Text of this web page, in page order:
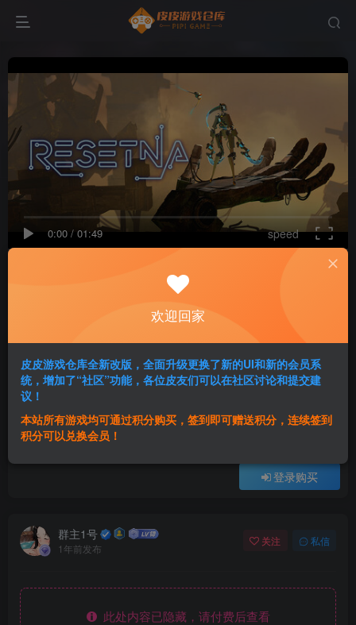
0:00 / 01:49 speed
复生娜|官方中文|支持手柄|ReSetna
复生娜|官方中文|支持手柄|ReSetna
此内容为付费资源，请付费后查看
2 积分
黄金会员 免费
登录购买
付费资源
群主1号
1年前发布
关注 私信
此处内容已隐藏，请付费后查看
欢迎回家
皮皮游戏仓库全新改版，全面升级更换了新的UI和新的会员系
统，增加了“社区”功能，各位皮友们可以在社区讨论和提交建
议！
本站所有游戏均可通过积分购买，签到即可赠送积分，连续签到
积分可以兑换会员！